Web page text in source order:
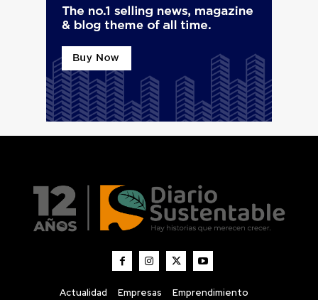
Actualidad Empresas
Emprendimiento